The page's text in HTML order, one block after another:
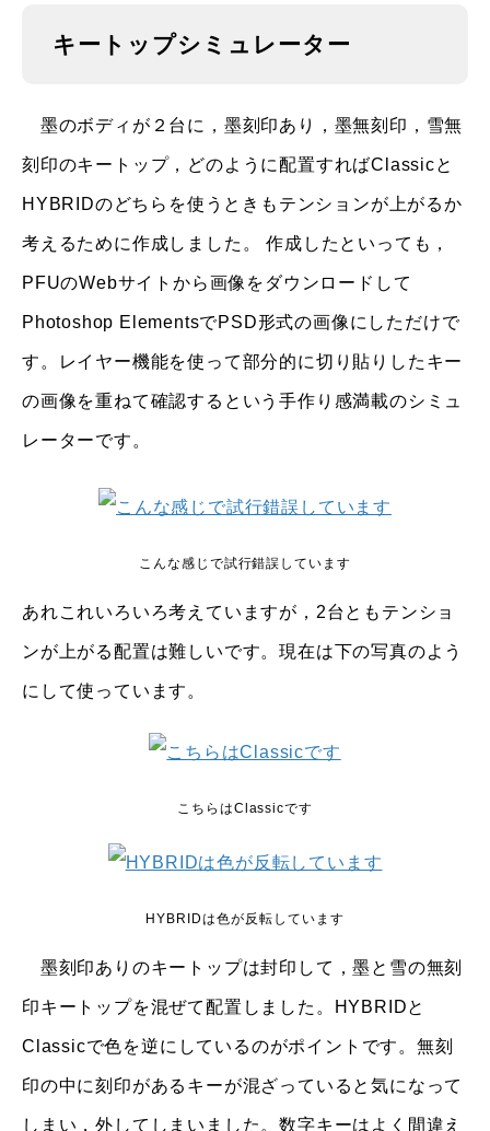
キートップシミュレーター
墨のボディが２台に，墨刻印あり，墨無刻印，雪無
刻印のキートップ，どのように配置すればClassicと
HYBRIDのどちらを使うときもテンションが上がるか
考えるために作成しました。 作成したといっても，
PFUのWebサイトから画像をダウンロードして
Photoshop ElementsでPSD形式の画像にしただけで
す。レイヤー機能を使って部分的に切り貼りしたキー
の画像を重ねて確認するという手作り感満載のシミュ
レーターです。
こんな感じで試行錯誤しています
あれこれいろいろ考えていますが，2台ともテンショ
ンが上がる配置は難しいです。現在は下の写真のよう
にして使っています。
こちらはClassicです
HYBRIDは色が反転しています
墨刻印ありのキートップは封印して，墨と雪の無刻
印キートップを混ぜて配置しました。HYBRIDと
Classicで色を逆にしているのがポイントです。無刻
印の中に刻印があるキーが混ざっていると気になって
しまい，外してしまいました。数字キーはよく間違え